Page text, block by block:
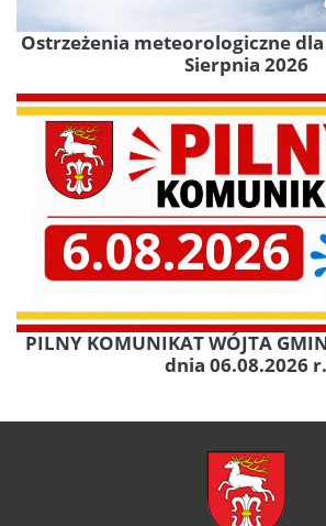
Ostrzeżenia meteorologiczne
Sierpnia 2026
PILNY KOMUNIKAT WÓJTA
dnia 06.08.2026 r.